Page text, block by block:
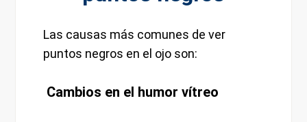
Las causas más comunes de ver
puntos negros en el ojo son:
Cambios en el humor vítreo